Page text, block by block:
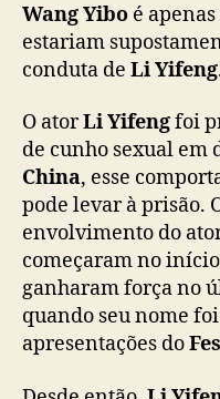
Wang Yibo é
estariam
conduta de Li Yifeng
O atorLi Yifengfoi
de cunho sexual em
China, esse
pode levar à prisão.
envolvimento do
começaram no
ganharam força no
quando seu nome
apresentações do